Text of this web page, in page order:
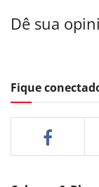
Dê sua
Fique